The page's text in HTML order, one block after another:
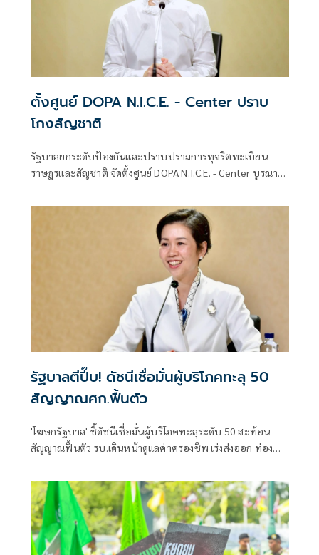
ตั้งศูนย์ DOPA N.I.C.E. - Center ปราบ
โกงสัญชาติ
รัฐบาลยกระดับป้องกันและปราบปรามการทุจริตทะเบียน
ราษฎรและสัญชาติ จัดตั้งศูนย์ DOPA N.I.C.E. - Center บูรณา
รัฐบาลตีปี๊บ! ดัชนีเชื่อมั่นผู้บริโภคทะลุ 50
สัญญาณศก.ฟื้นตัว
'โฆษกรัฐบาล' ชี้ดัชนีเชื่อมั่นผู้บริโภคทะลุระดับ 50 สะท้อน
สัญญาณฟื้นตัว รบ.เดินหน้าดูแลค่าครองชีพ เร่งส่งออก ท่อง